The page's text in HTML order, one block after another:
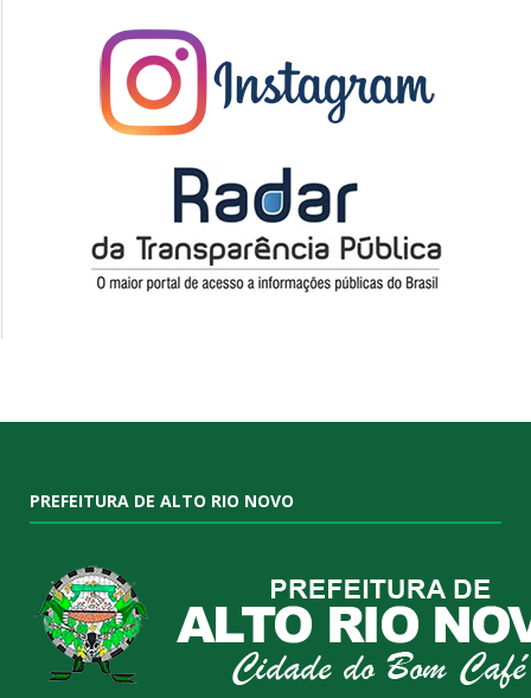
PREFEITURA DE ALTO RIO NOVO